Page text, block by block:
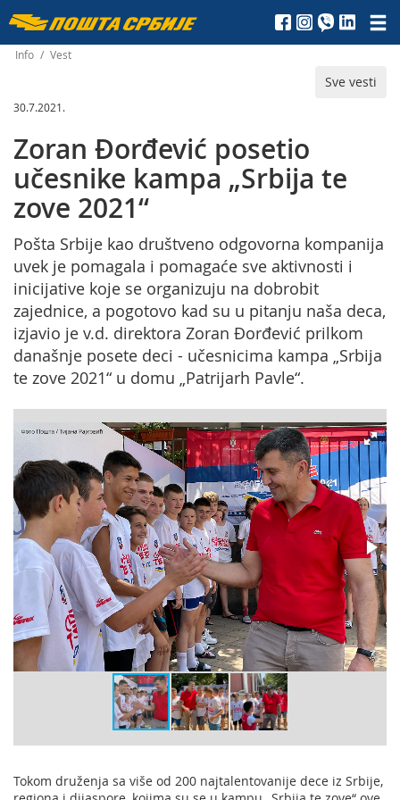
Пошта
Србије
д.о.о.
Info / Vest
Sve vesti
30.7.2021.
Zoran Đorđević posetio
učesnike kampa „Srbija te
zove 2021“
Pošta Srbije kao društveno odgovorna kompanija
uvek je pomagala i pomagaće sve aktivnosti i
inicijative koje se organizuju na dobrobit
zajednice, a pogotovo kad su u pitanju naša deca,
izjavio je v.d. direktora Zoran Đorđević prilkom
današnje posete deci - učesnicima kampa „Srbija
te zove 2021“ u domu „Patrijarh Pavle“.
Tokom druženja sa više od 200 najtalentovanije dece iz Srbije,